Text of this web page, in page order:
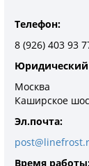
Телефон:
8 (926) 403 93
Юридический
Москва
Каширское
Эл.почта:
Время